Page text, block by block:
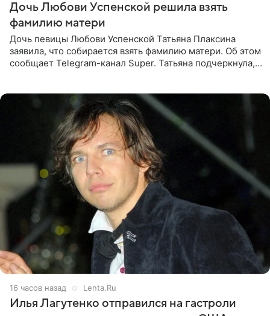
Дочь Любови Успенской решила взять
фамилию матери
Дочь певицы Любови Успенской Татьяна Плаксина
заявила, что собирается взять фамилию матери. Об этом
сообщает Telegram-канал Super. Татьяна подчеркнула,
16 часов назад Lenta.Ru
Илья Лагутенко отправился на гастроли